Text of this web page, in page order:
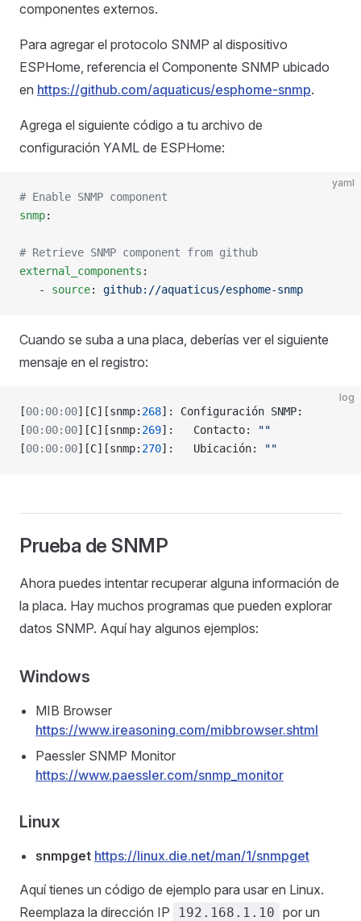
componentes externos.
Para agregar el protocolo SNMP al dispositivo
ESPHome, referencia el Componente SNMP ubicado
en https://github.com/aquaticus/esphome-snmp.
Agrega el siguiente código a tu archivo de
configuración YAML de ESPHome:
yaml
# Enable SNMP component
snmp:
# Retrieve SNMP component from github
external_components :
   -
source: github://aquaticus/esphome-snmp
Cuando se suba a una placa, deberías ver el siguiente
mensaje en el registro:
log
[00:00:00][C][snmp: 268]: Configuración SNMP:
[00:00:00][C][snmp: 269]:   Contacto:
""
[00:00:00][C][snmp: 270]:   Ubicación: ""
Prueba de SNMP
Ahora puedes intentar recuperar alguna información de
la placa. Hay muchos programas que pueden explorar
datos SNMP. Aquí hay algunos ejemplos:
Windows
MIB Browser
https://www.ireasoning.com/mibbrowser.shtml
Paessler SNMP Monitor
https://www.paessler.com/snmp_monitor
Linux
snmpget https://linux.die.net/man/1/snmpget
Aquí tienes un código de ejemplo para usar en Linux.
Reemplaza la dirección IP
192.168.1.10 por un